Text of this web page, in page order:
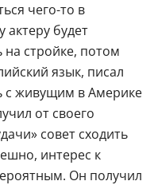
чего-то в
актеру будет
на стройке, потом
язык, писал
с живущим в Америке
от своего
совет сходить
интерес к
Он получил